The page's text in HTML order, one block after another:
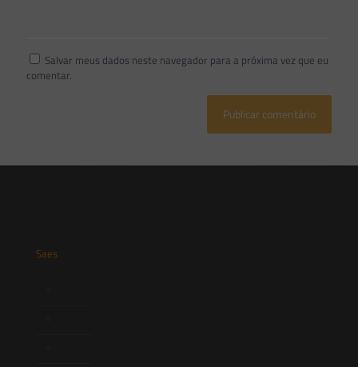
Salvar meus dados neste navegador para a próxima vez que eu
comentar.
Saes